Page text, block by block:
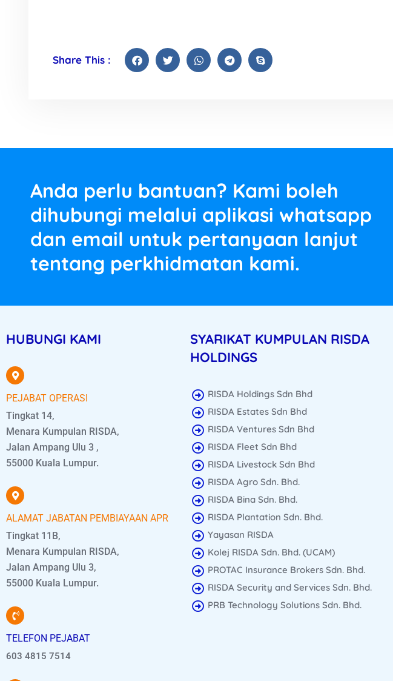
Share This :
Anda perlu bantuan? Kami boleh
dihubungi melalui aplikasi whatsapp
dan email untuk pertanyaan lanjut
tentang perkhidmatan kami.
HUBUNGI KAMI
PEJABAT OPERASI
Tingkat 14,
Menara Kumpulan RISDA,
Jalan Ampang Ulu 3 ,
55000 Kuala Lumpur.
ALAMAT JABATAN PEMBIAYAAN APR
Tingkat 11B,
Menara Kumpulan RISDA,
Jalan Ampang Ulu 3,
55000 Kuala Lumpur.
TELEFON PEJABAT
603 4815 7514
SYARIKAT KUMPULAN RISDA
HOLDINGS
RISDA Holdings Sdn Bhd
RISDA Estates Sdn Bhd
RISDA Ventures Sdn Bhd
RISDA Fleet Sdn Bhd
RISDA Livestock Sdn Bhd
RISDA Agro Sdn. Bhd.
RISDA Bina Sdn. Bhd.
RISDA Plantation Sdn. Bhd.
Yayasan RISDA
Kolej RISDA Sdn. Bhd. (UCAM)
PROTAC Insurance Brokers Sdn. Bhd.
RISDA Security and Services Sdn. Bhd.
PRB Technology Solutions Sdn. Bhd.